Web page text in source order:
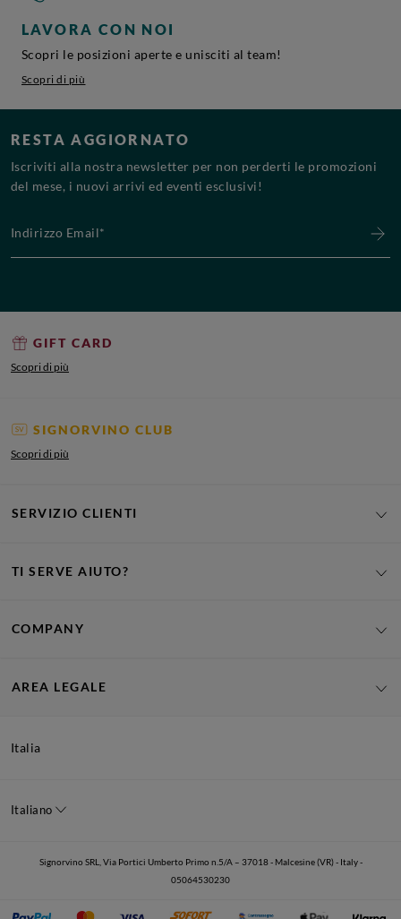
LAVORA CON NOI
Scopri le posizioni aperte e unisciti al team!
Scopri di più
RESTA AGGIORNATO
Iscriviti alla nostra newsletter per non perderti le promozioni
del mese, i nuovi arrivi ed eventi esclusivi!
GIFT CARD
Scopri di più
SIGNORVINO CLUB
Scopri di più
SERVIZIO CLIENTI
TI SERVE AIUTO?
COMPANY
AREA LEGALE
Italia
Italiano
Signorvino SRL, Via Portici Umberto Primo n.5/A – 37018 - Malcesine (VR) - Italy -
05064530230